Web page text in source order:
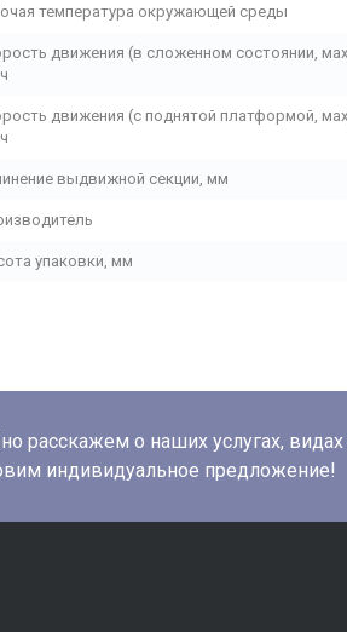
температура окружающей среды
движения (в сложенном состоянии,
движения (с поднятой платформой,
выдвижной секции, мм
упаковки, мм
расскажем о наших услугах,
индивидуальное предложение!